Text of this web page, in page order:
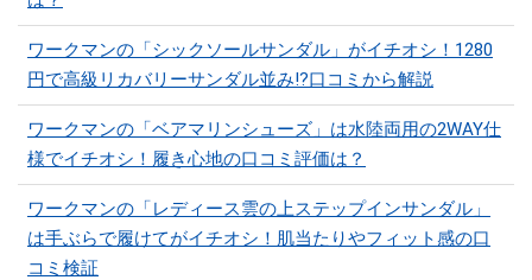
ワークマンの「シックソールサンダル」がイチオシ！1280
円で高級リカバリーサンダル並み!?口コミから解説
ワークマンの「ベアマリンシューズ」は水陸両用の2WAY仕
様でイチオシ！履き心地の口コミ評価は？
ワークマンの「レディース雲の上ステップインサンダル」
は手ぶらで履けてがイチオシ！肌当たりやフィット感の口
コミ検証